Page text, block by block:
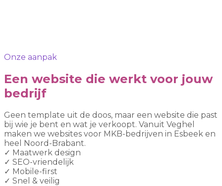
Onze aanpak
Een website die werkt voor jouw
bedrijf
Geen template uit de doos, maar een website die past
bij wie je bent en wat je verkoopt. Vanuit Veghel
maken we websites voor MKB-bedrijven in Esbeek en
heel Noord-Brabant.
✓ Maatwerk design
✓ SEO-vriendelijk
✓ Mobile-first
✓ Snel & veilig